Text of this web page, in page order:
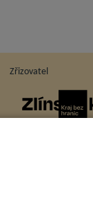
Zřizovatel